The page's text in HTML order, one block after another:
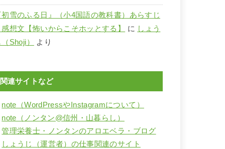
初雪のふる日』（小4国語の教科書）あらすじ
感想文【怖いからこそホッとする】
に しょう
Shoji）
より
関連サイトなど
note（WordPressやInstagramについて）
note（ノンタン@信州・山暮らし）
管理栄養士・ノンタンのアロエベラ・ブログ
しょうじ（運営者）の仕事関連のサイト